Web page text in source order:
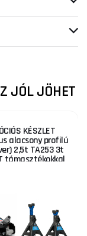
JÓL JÖHET
KÉSZLET
alacsony profilú
2,5t TA253 3t
támasztékokkal